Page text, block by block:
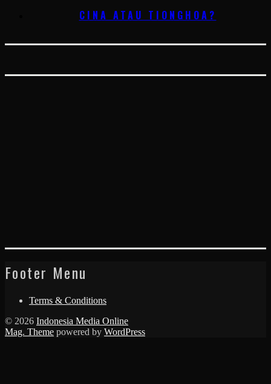
CINA ATAU TIONGHOA?
Footer Menu
Terms & Conditions
© 2026 Indonesia Media Online
Mag. Theme powered by WordPress